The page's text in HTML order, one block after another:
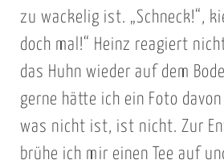
zu wackelig ist. „Schneck!“,
doch mal!“ Heinz reagiert
das Huhn wieder auf dem
gerne hätte ich ein Foto
was nicht ist, ist nicht. Zur
brühe ich mir einen Tee auf